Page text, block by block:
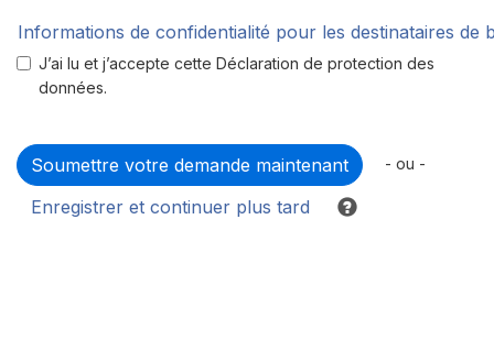
Informations de confidentialité pour les destinataires de
J’ai lu et j’accepte cette Déclaration de protection des
données.
- ou -
Enregistrer et continuer plus tard